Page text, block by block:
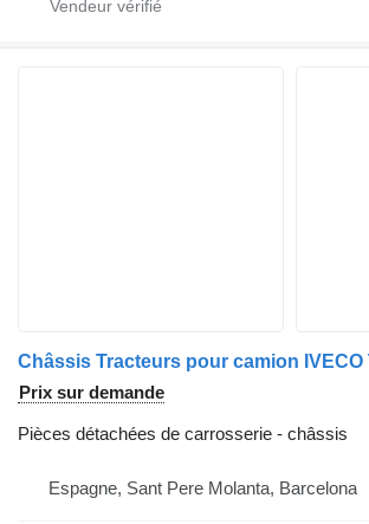
Châssis Tracteurs pour camion IVECO
Prix sur demande
Pièces détachées de carrosserie - châssis
Espagne, Sant Pere Molanta, Barcelona